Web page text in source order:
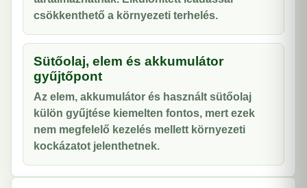
csökkenthető a környezeti terhelés.
Sütőolaj, elem és akkumulátor
gyűjtőpont
Az elem, akkumulátor és használt sütőolaj
külön gyűjtése kiemelten fontos, mert ezek
nem megfelelő kezelés mellett környezeti
kockázatot jelenthetnek.